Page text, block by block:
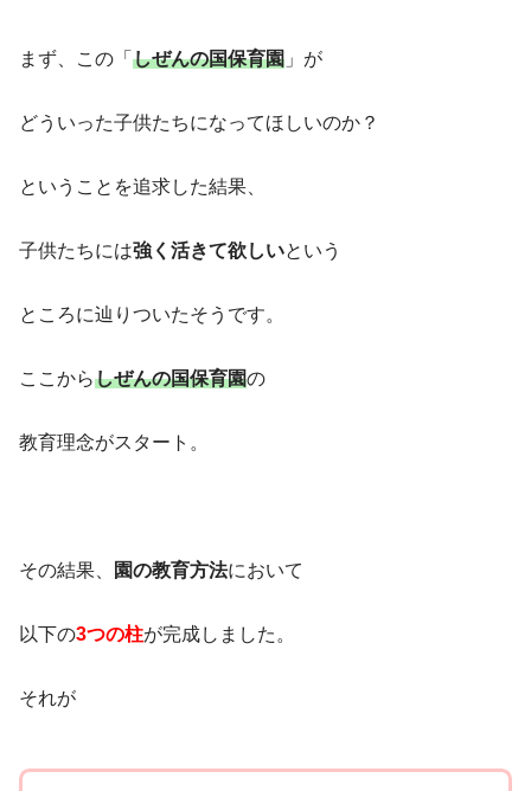
まず、この「 しぜんの国保育園 」が
どういった子供たちになってほしいのか？
ということを追求した結果、
子供たちには強く活きて欲しいという
ところに辿りついたそうです。
ここからしぜんの国保育園の
教育理念がスタート。
その結果、 園の教育方法において
以下の3つの柱が完成しました。
それが